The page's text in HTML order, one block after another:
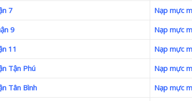
7
Nạp mực
9
Nạp mực
11
Nạp mực
Tận Phú
Nạp mực
Tân Bình
Nạp mực